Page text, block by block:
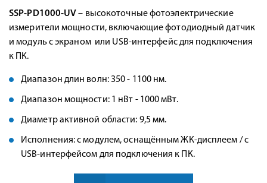
SSP-PD1000-UV – высокоточные фотоэлектрические
измерители мощности, включающие фотодиодный датчик
и модуль с экраном или USB-интерфейс для подключения
к ПК.
Диапазон длин волн: 350 - 1100 нм.
Диапазон мощности: 1 нВт - 1000 мВт.
Диаметр активной области: 9,5 мм.
Исполнения: с модулем, оснащённым ЖК-дисплеем / с
USB-интерфейсом для подключения к ПК.